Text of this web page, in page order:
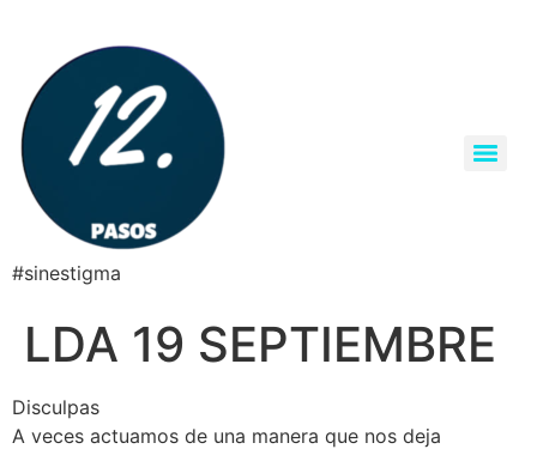
#sinestigma
LDA 19 SEPTIEMBRE
Disculpas
A veces actuamos de una manera que nos deja